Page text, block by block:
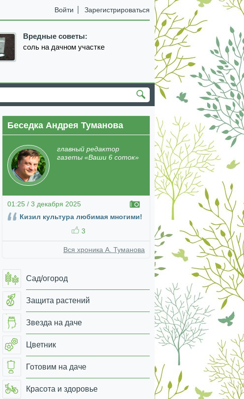
Войти Зарегистрироваться
Вредные советы:
соль на дачном участке
декабрь январь февраль март апрель
Беседка Андрея Туманова
главный редактор
газеты «Ваши 6 соток»
01:25 / 3 декабря 2025
Кизил культура любимая многими!
3
Вся хроника А. Туманова
Сад/огород
Защита растений
Звезда на даче
Цветник
Готовим на даче
Красота и здоровье